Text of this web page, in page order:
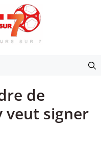
de
veut signer